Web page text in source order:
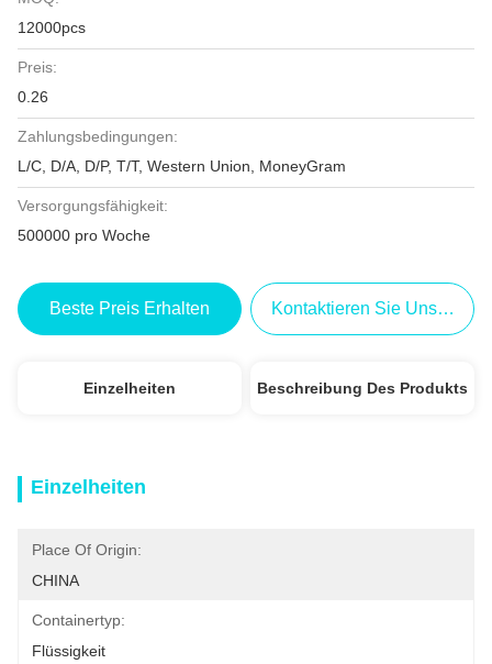
12000pcs
Preis:
0.26
Zahlungsbedingungen:
L/C, D/A, D/P, T/T, Western Union, MoneyGram
Versorgungsfähigkeit:
500000 pro Woche
Beste Preis Erhalten Kontaktieren Sie Uns Jetzt
Einzelheiten Beschreibung Des Produkts
Einzelheiten
Place Of Origin:
CHINA
Containertyp:
Flüssigkeit